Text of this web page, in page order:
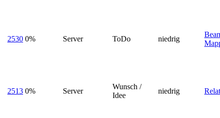
2530 0% Server ToDo niedrig
2513 0% Server
Wunsch /
Idee
niedrig